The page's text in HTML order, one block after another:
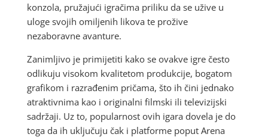
konzola, pružajući igračima priliku da se užive u
uloge svojih omiljenih likova te prožive
nezaboravne avanture.
Zanimljivo je primijetiti kako se ovakve igre često
odlikuju visokom kvalitetom produkcije, bogatom
grafikom i razrađenim pričama, što ih čini jednako
atraktivnima kao i originalni filmski ili televizijski
sadržaji. Uz to, popularnost ovih igara dovela je do
toga da ih uključuju čak i platforme poput Arena